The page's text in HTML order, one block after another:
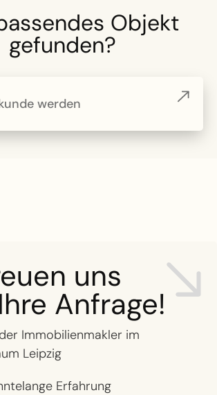
Objekt
gefunden?
werden
uns
Anfrage!
Immobilienmakler im
Leipzig
Erfahrung